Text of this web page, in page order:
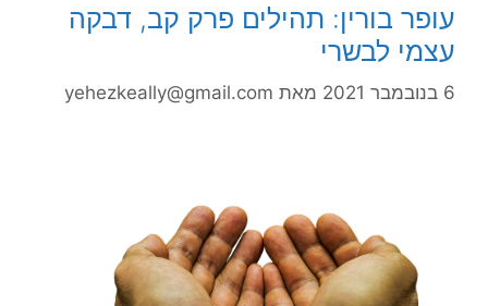
עופר בורין: תהילים פרק קב, דבקה
עצמי לבשרי
6 בנובמבר 2021 מאת yehezkeally@gmail.com